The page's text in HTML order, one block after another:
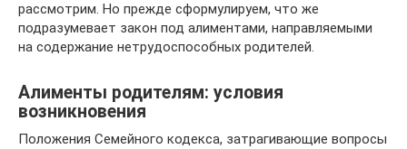
рассмотрим. Но прежде сформулируем, что же
подразумевает закон под алиментами, направляемыми
на содержание нетрудоспособных родителей.
Алименты родителям: условия
возникновения
Положения Семейного кодекса, затрагивающие вопросы